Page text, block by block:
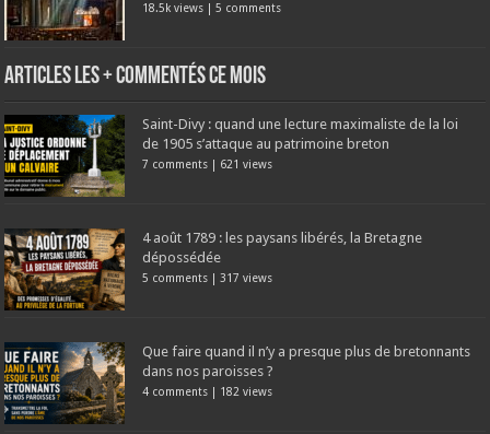
18.5k views |5 comments
Articles les + commentés ce mois
Saint-Divy : quand une lecture maximaliste de la loi
de 1905 s’attaque au patrimoine breton
7 comments | 621 views
4 août 1789 : les paysans libérés, la Bretagne
dépossédée
5 comments | 317 views
Que faire quand il n’y a presque plus de bretonnants
dans nos paroisses ?
4 comments | 182 views